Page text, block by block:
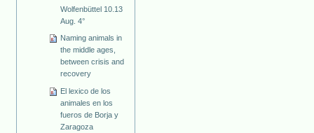
Wolfenbüttel 10.13
Aug. 4°
Naming animals in
the middle ages,
between crisis and
recovery
El lexico de los
animales en los
fueros de Borja y
Zaragoza